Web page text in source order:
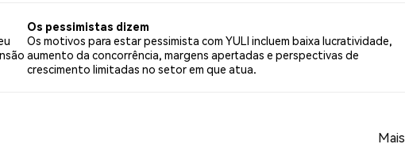
Os pessimistas dizem
Os motivos para estar pessimista com YULI incluem baixa lucratividade,
aumento da concorrência, margens apertadas e perspectivas de
crescimento limitadas no setor em que atua.
Mais